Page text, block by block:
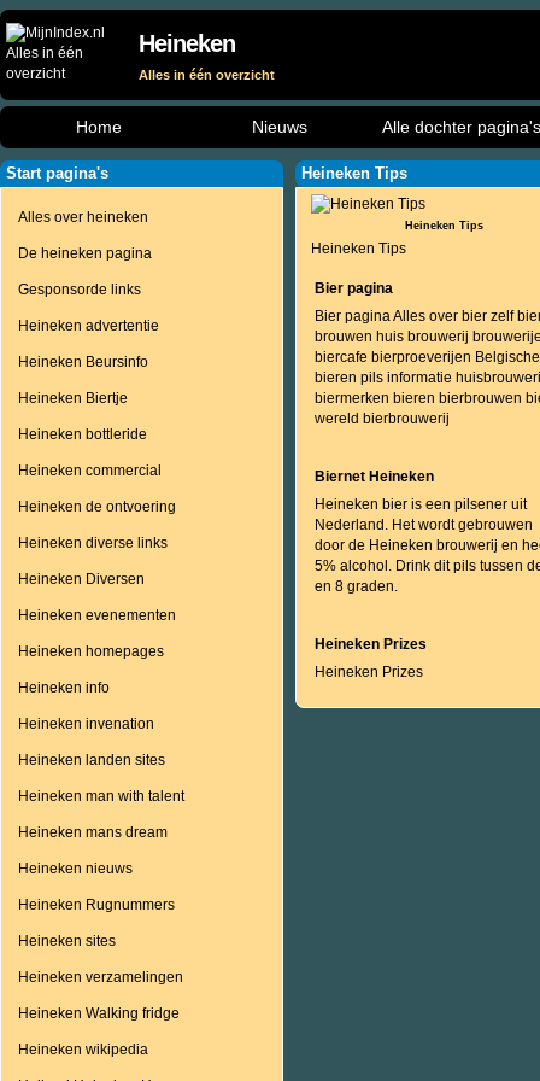
Heineken
Alles in één overzicht
Home Nieuws Alle dochter pagina's
Start pagina's
Alles over heineken
De heineken pagina
Gesponsorde links
Heineken advertentie
Heineken Beursinfo
Heineken Biertje
Heineken bottleride
Heineken commercial
Heineken de ontvoering
Heineken diverse links
Heineken Diversen
Heineken evenementen
Heineken homepages
Heineken info
Heineken invenation
Heineken landen sites
Heineken man with talent
Heineken mans dream
Heineken nieuws
Heineken Rugnummers
Heineken sites
Heineken verzamelingen
Heineken Walking fridge
Heineken wikipedia
Heineken Tips
Heineken Tips
Heineken Tips
Bier pagina
Bier pagina Alles over bier zelf
brouwen huis brouwerij
biercafe bierproeverijen Belgische
bieren pils informatie
biermerken bieren bierbrouwen
wereld bierbrouwerij
Biernet Heineken
Heineken bier is een pilsener uit
Nederland. Het wordt gebrouwen
door de Heineken brouwerij en
5% alcohol. Drink dit pils tussen
en 8 graden.
Heineken Prizes
Heineken Prizes